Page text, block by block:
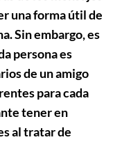
una forma útil de
Sin embargo, es
persona es
de un amigo
para cada
tener en
al tratar de